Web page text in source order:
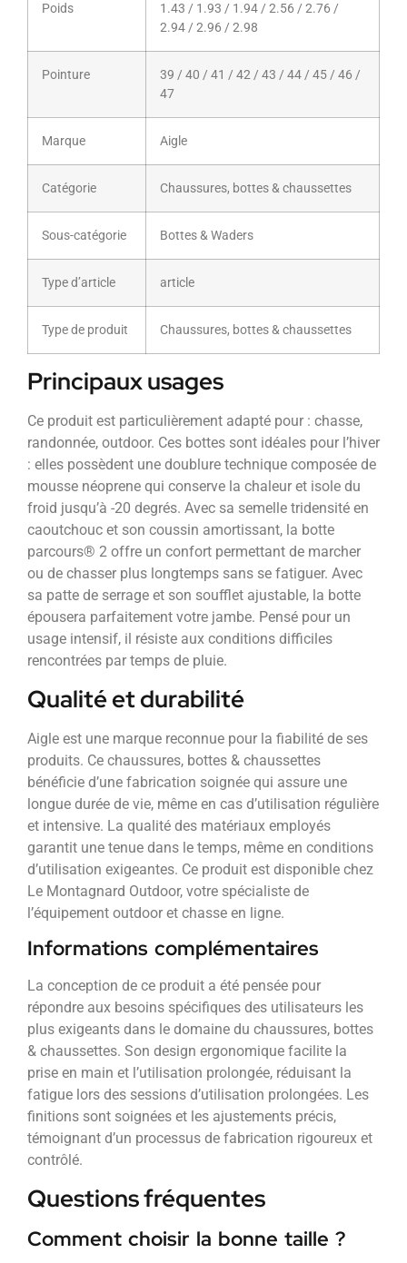
Poids
1.43 / 1.93 / 1.94 / 2.56 / 2.76 /
2.94 / 2.96 / 2.98
Pointure
39 / 40 / 41 / 42 / 43 / 44 / 45 / 46 /
47
Marque Aigle
Catégorie Chaussures, bottes & chaussettes
Sous-catégorie Bottes & Waders
Type d’article article
Type de produit Chaussures, bottes & chaussettes
Principaux usages
Ce produit est particulièrement adapté pour : chasse,
randonnée, outdoor. Ces bottes sont idéales pour l’hiver
: elles possèdent une doublure technique composée de
mousse néoprene qui conserve la chaleur et isole du
froid jusqu’à -20 degrés. Avec sa semelle tridensité en
caoutchouc et son coussin amortissant, la botte
parcours® 2 offre un confort permettant de marcher
ou de chasser plus longtemps sans se fatiguer. Avec
sa patte de serrage et son soufflet ajustable, la botte
épousera parfaitement votre jambe. Pensé pour un
usage intensif, il résiste aux conditions difficiles
rencontrées par temps de pluie.
Qualité et durabilité
Aigle est une marque reconnue pour la fiabilité de ses
produits. Ce chaussures, bottes & chaussettes
bénéficie d’une fabrication soignée qui assure une
longue durée de vie, même en cas d’utilisation régulière
et intensive. La qualité des matériaux employés
garantit une tenue dans le temps, même en conditions
d’utilisation exigeantes. Ce produit est disponible chez
Le Montagnard Outdoor, votre spécialiste de
l’équipement outdoor et chasse en ligne.
Informations complémentaires
La conception de ce produit a été pensée pour
répondre aux besoins spécifiques des utilisateurs les
plus exigeants dans le domaine du chaussures, bottes
& chaussettes. Son design ergonomique facilite la
prise en main et l’utilisation prolongée, réduisant la
fatigue lors des sessions d’utilisation prolongées. Les
finitions sont soignées et les ajustements précis,
témoignant d’un processus de fabrication rigoureux et
contrôlé.
Questions fréquentes
Comment choisir la bonne taille ?